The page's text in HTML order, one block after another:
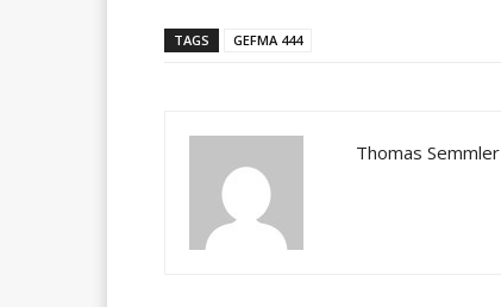
TAGS GEFMA 444
Thomas Semmler